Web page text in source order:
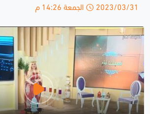
2023/03/31 الجمعة 14:26 م